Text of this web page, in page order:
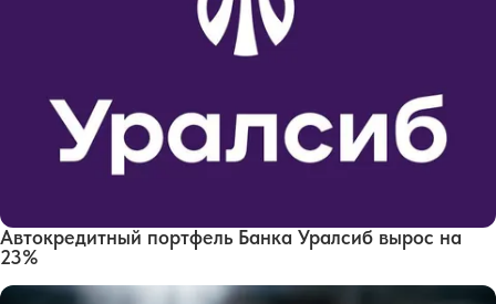
Автокредитный портфель Банка Уралсиб вырос на
23%